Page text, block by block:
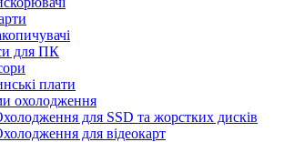
для ПК
плати
охолодження
для SSD та жорстких дисків
для відеокарт